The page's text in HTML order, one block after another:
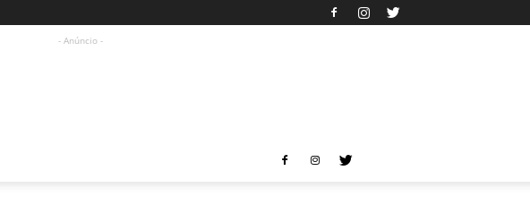
- Anúncio -